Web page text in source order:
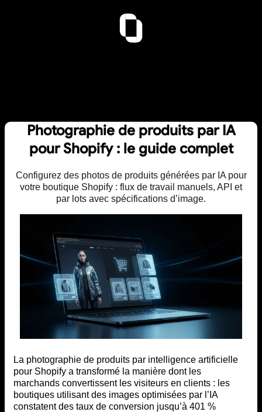
Photographie de produits par IA
pour Shopify : le guide complet
Configurez des photos de produits générées par IA pour
votre boutique Shopify : flux de travail manuels, API et
par lots avec spécifications d’image.
La photographie de produits par intelligence artificielle
pour Shopify a transformé la manière dont les
marchands convertissent les visiteurs en clients : les
boutiques utilisant des images optimisées par l’IA
constatent des taux de conversion jusqu’à 401 %